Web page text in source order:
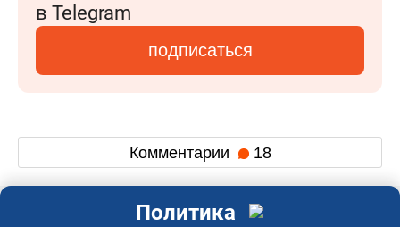
в Telegram
подписаться
Комментарии 18
Политика